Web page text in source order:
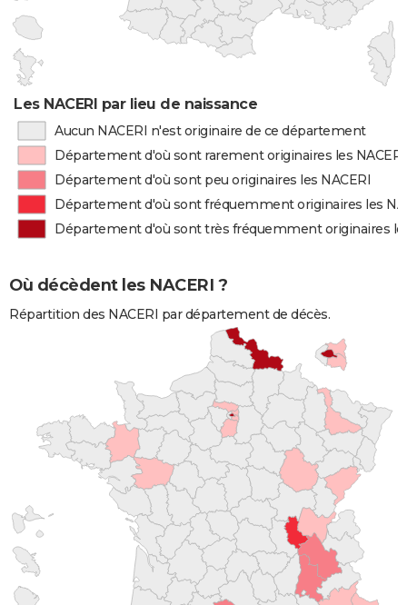
Les NACERI par lieu de naissance
Aucun NACERI n'est originaire de ce département
Département d'où sont rarement originaires les NACERI
Département d'où sont peu originaires les NACERI
Département d'où sont fréquemment originaires les
Département d'où sont très fréquemment originaires
Où décèdent les NACERI ?
Répartition des NACERI par département de décès.